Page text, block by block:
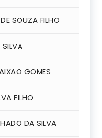
SOUZA FILHO
SILVA
GOMES
FILHO
DA SILVA